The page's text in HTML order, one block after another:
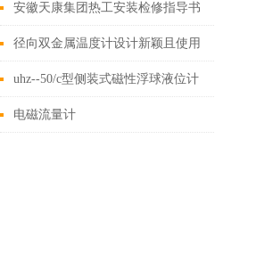
安徽天康集团热工安装检修指导书
径向双金属温度计设计新颖且使用
安全
uhz--50/c型侧装式磁性浮球液位计
电磁流量计